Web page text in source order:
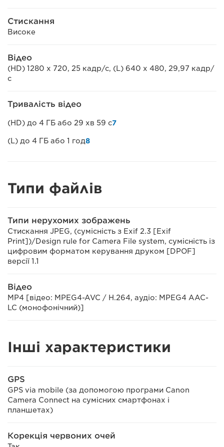
Стискання
Високе
Відео
(HD) 1280 x 720, 25 кадр/с, (L) 640 x 480, 29,97 кадр/
с
Тривалість відео
(HD) до 4 ГБ або 29 хв 59 с7
(L) до 4 ГБ або 1 год8
Типи файлів
Типи нерухомих зображень
Стискання JPEG, (сумісність з Exif 2.3 [Exif
Print])/Design rule for Camera File system, сумісність із
цифровим форматом керування друком [DPOF]
версії 1.1
Відео
MP4 [відео: MPEG4-AVC / H.264, аудіо: MPEG4 AAC-
LC (монофонічний)]
Інші характеристики
GPS
GPS via mobile (за допомогою програми Canon
Camera Connect на сумісних смартфонах і
планшетах)
Корекція червоних очей